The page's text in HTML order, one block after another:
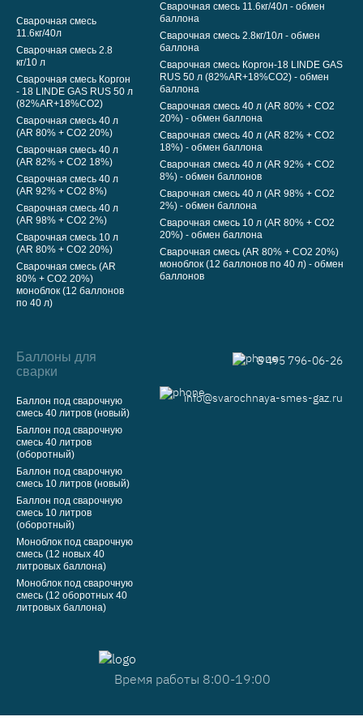
Сварочная смесь
11.6кг/40л
Сварочная смесь 2.8
кг/10 л
Сварочная смесь Коргон
- 18 LINDE GAS RUS 50 л
(82%AR+18%CO2)
Сварочная смесь 40 л
(AR 80% + CO2 20%)
Сварочная смесь 40 л
(AR 82% + CO2 18%)
Сварочная смесь 40 л
(AR 92% + CO2 8%)
Сварочная смесь 40 л
(AR 98% + CO2 2%)
Сварочная смесь 10 л
(AR 80% + CO2 20%)
Сварочная смесь (AR
80% + CO2 20%)
моноблок (12 баллонов
по 40 л)
Сварочная смесь 11.6кг/40л - обмен
баллона
Сварочная смесь 2.8кг/10л - обмен
баллона
Сварочная смесь Коргон-18 LINDE GAS
RUS 50 л (82%AR+18%CO2) - обмен
баллона
Сварочная смесь 40 л (AR 80% + CO2
20%) - обмен баллона
Сварочная смесь 40 л (AR 82% + CO2
18%) - обмен баллона
Сварочная смесь 40 л (AR 92% + CO2
8%) - обмен баллонов
Сварочная смесь 40 л (AR 98% + CO2
2%) - обмен баллона
Сварочная смесь 10 л (AR 80% + CO2
20%) - обмен баллона
Сварочная смесь (AR 80% + CO2 20%)
моноблок (12 баллонов по 40 л) - обмен
баллонов
Баллоны для
сварки
Баллон под сварочную
смесь 40 литров (новый)
Баллон под сварочную
смесь 40 литров
(оборотный)
Баллон под сварочную
смесь 10 литров (новый)
Баллон под сварочную
смесь 10 литров
(оборотный)
Моноблок под сварочную
смесь (12 новых 40
литровых баллона)
Моноблок под сварочную
смесь (12 оборотных 40
литровых баллона)
8 495 796-06-26
info@svarochnaya-smes-gaz.ru
Время работы 8:00-19:00